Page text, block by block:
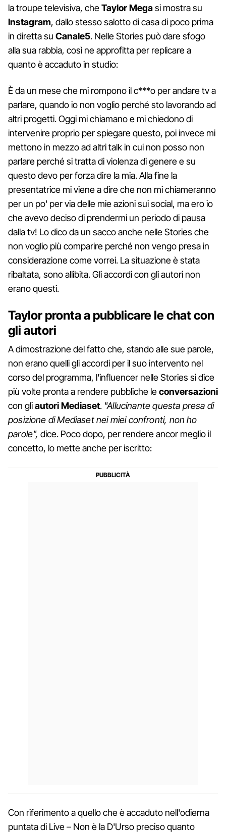
la troupe televisiva, cheTaylor Megasi mostra su
Instagram, dallo stesso salotto di casa di poco prima
in diretta su Canale5. Nelle Stories può dare sfogo
alla sua rabbia, così ne approfitta per replicare a
quanto è accaduto in studio:
È da un mese che mi rompono il c***o per andare tv a
parlare, quando io non voglio perché sto lavorando ad
altri progetti. Oggi mi chiamano e mi chiedono di
intervenire proprio per spiegare questo, poi invece mi
mettono in mezzo ad altri talk in cui non posso non
parlare perché si tratta di violenza di genere e su
questo devo per forza dire la mia. Alla fine la
presentatrice mi viene a dire che non mi chiameranno
per un po' per via delle mie azioni sui social, ma ero io
che avevo deciso di prendermi un periodo di pausa
dalla tv! Lo dico da un sacco anche nelle Stories che
non voglio più comparire perché non vengo presa in
considerazione come vorrei. La situazione è stata
ribaltata, sono allibita. Gli accordi con gli autori non
erano questi.
Taylor pronta a pubblicare le chat con
gli autori
A dimostrazione del fatto che, stando alle sue parole,
non erano quelli gli accordi per il suo intervento nel
corso del programma, l'influencer nelle Stories si dice
più volte pronta a rendere pubbliche leconversazioni
con gliautori Mediaset. "Allucinante questa presa di
posizione di Mediaset nei miei confronti, non ho
parole", dice. Poco dopo, per rendere ancor meglio il
concetto, lo mette anche per iscritto:
Con riferimento a quello che è accaduto nell'odierna
puntata di Live – Non è la D'Urso preciso quanto